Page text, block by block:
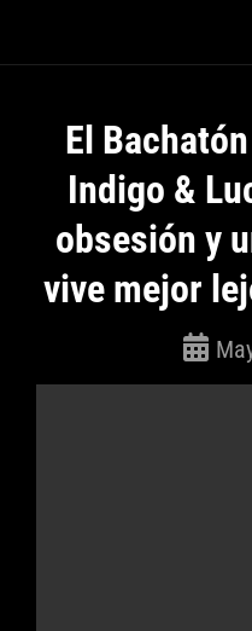
El
Indigo &
obsesión y
vive mejor